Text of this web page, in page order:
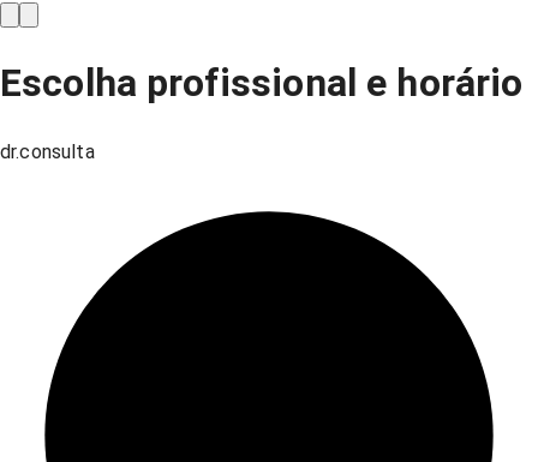
Escolha profissional e horário
dr.consulta